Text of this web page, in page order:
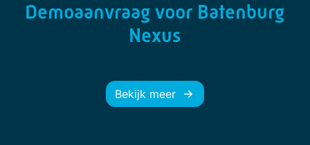
Demoaanvraag voor Batenburg
Nexus
Bekijk meer